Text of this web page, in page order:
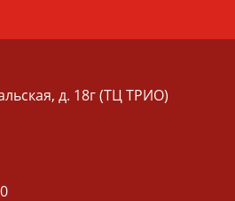
д. 18г (ТЦ ТРИО)